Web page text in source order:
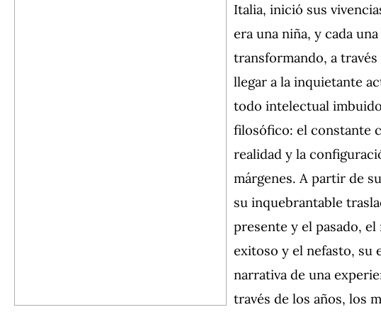
Italia, inició sus
era una niña, y cada
transformando, a
llegar a la inquietante
todo intelectual
filosófico: el constante
realidad y la
márgenes. A partir de
su inquebrantable
presente y el pasado,
exitoso y el nefasto, su
narrativa de una
través de los años, los